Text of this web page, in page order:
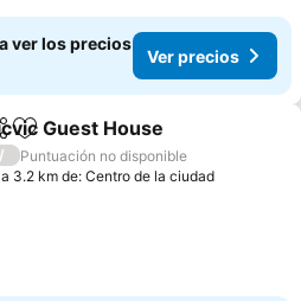
ver los precios
Ver precios
Añadir a favoritos
Guest House
/
Puntuación no disponible
a 3.2 km de: Centro de la ciudad